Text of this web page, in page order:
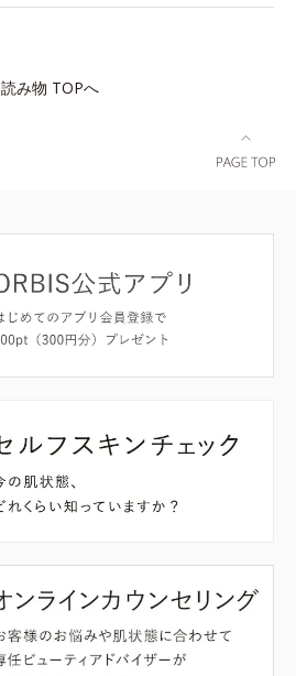
読み物 TOPへ